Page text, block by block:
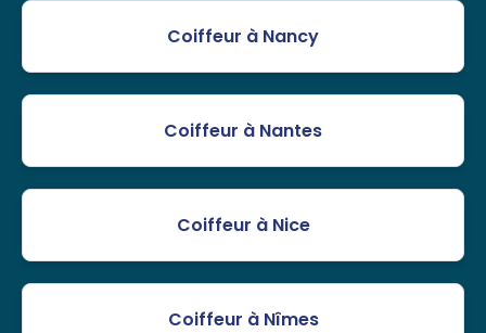
Coiffeur à Nancy
Coiffeur à Nantes
Coiffeur à Nice
Coiffeur à Nîmes